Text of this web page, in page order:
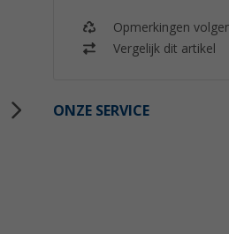
Opmerkingen
Vergelijk dit artikel
ONZE SERVICE